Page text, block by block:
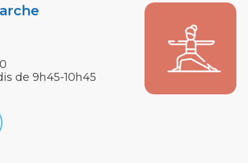
de 9h45-10h45